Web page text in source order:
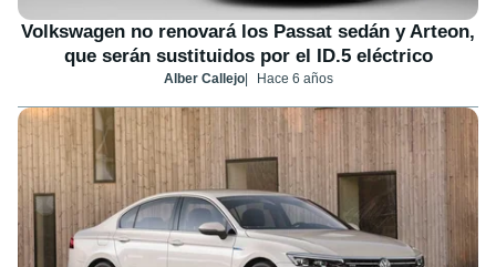
Volkswagen no renovará los Passat sedán y Arteon,
que serán sustituidos por el ID.5 eléctrico
Alber Callejo Hace 6 años